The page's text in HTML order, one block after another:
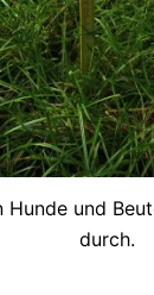
Hunde und
durch.